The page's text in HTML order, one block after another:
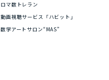
ロマ数トレラン
動画視聴サービス「ハビット」
数学アートサロン“MAS”